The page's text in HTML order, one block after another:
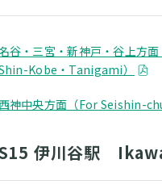
谷・三宮・新神戸・谷上方
Kobe・Tanigami）
神中央方面（For Seishin-
伊川谷駅